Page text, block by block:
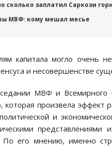
сколько заплатил Саркози
МВФ: кому мешал месье
капитала могло очень
и несовершенстве
МВФ и Всемирного
которая произвела
и
представлениями
По его мнению, именно